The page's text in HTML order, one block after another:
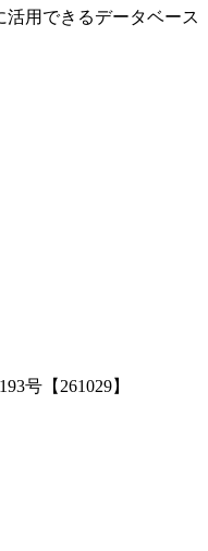
用できるデータベース
号【261029】